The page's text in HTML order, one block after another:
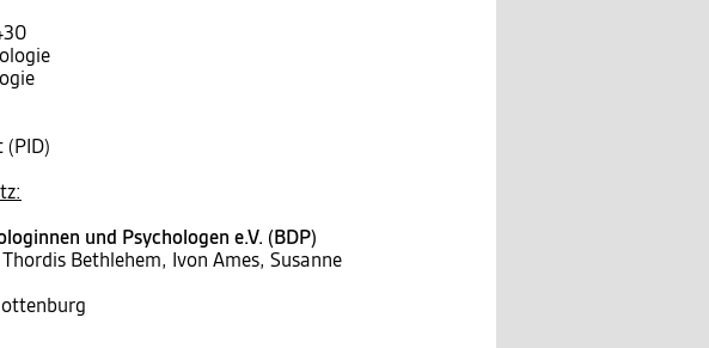
(PID)
und Psychologen e.V. (BDP)
Bethlehem, Ivon Ames, Susanne